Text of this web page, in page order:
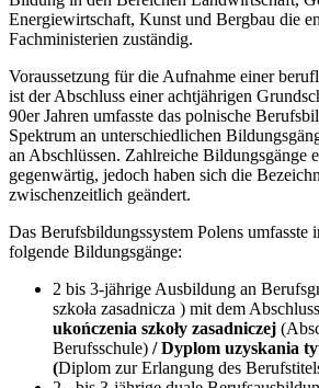
Energiewirtschaft, Kunst und Bergbau die
Fachministerien zuständig.
Voraussetzung für die Aufnahme einer
ist der Abschluss einer achtjährigen
90er Jahren umfasste das polnische
Spektrum an unterschiedlichen
an Abschlüssen. Zahlreiche Bildungsgänge
gegenwärtig, jedoch haben sich die
zwischenzeitlich geändert.
Das Berufsbildungssystem Polens umfasste
folgende Bildungsgänge:
2 bis 3-jährige Ausbildung an
szkoła zasadnicza ) mit dem Abschluss
ukończenia szkoły zasadniczej
Berufsschule) / Dyplom uzyskania
(Diplom zur Erlangung des